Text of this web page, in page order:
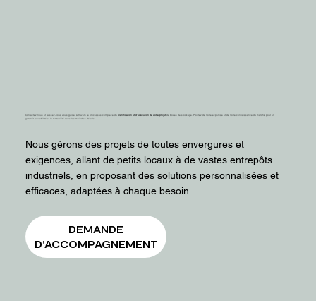
Contactez-nous et laissez-nous vous guider à travers le processus complexe de planification et d’exécution de votre projet
de boxes de stockage. Profitez de notre expertise et de notre connaissance du marché pour en
garantir la viabilité et la rentabilité dans les moindres détails.
Nous gérons des projets de toutes envergures et
exigences, allant de petits locaux à de vastes entrepôts
industriels, en proposant des solutions personnalisées et
efficaces, adaptées à chaque besoin.
DEMANDE
D'ACCOMPAGNEMENT